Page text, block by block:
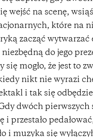
wejść na scenę,
które na
zacząć wytwarzać
do jego
się mogło, że jest to
nikt nie wyrazi
i tak się
dwóch pierwszych
i przestało
i muzyka się